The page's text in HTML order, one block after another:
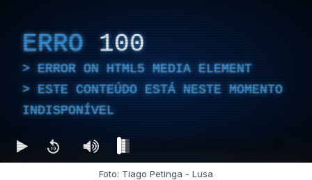
ERRO 100
ERROR ON HTML5 MEDIA ELEMENT
ESTE CONTEÚDO ESTÁ NESTE MOMENTO
INDISPONÍVEL
Foto: Tiago Petinga - Lusa